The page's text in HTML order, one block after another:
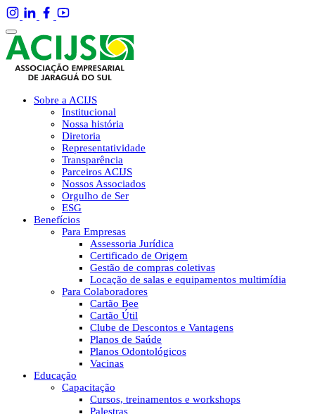
Sobre a ACIJS
Institucional
Nossa história
Diretoria
Representatividade
Transparência
Parceiros ACIJS
Nossos Associados
Orgulho de Ser
ESG
Benefícios
Para Empresas
Assessoria Jurídica
Certificado de Origem
Gestão de compras coletivas
Locação de salas e equipamentos multimídia
Para Colaboradores
Cartão Bee
Cartão Útil
Clube de Descontos e Vantagens
Planos de Saúde
Planos Odontológicos
Vacinas
Educação
Capacitação
Cursos, treinamentos e workshops
Palestras